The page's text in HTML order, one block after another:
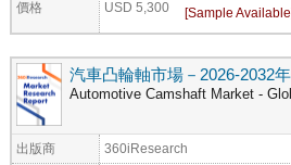
價格 USD 5,300
汽車凸輪軸市場－2026-2032
Automotive Camshaft Market -
出版商 360iResearch